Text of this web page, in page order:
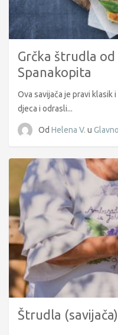
Grčka štrudla
Spanakopita
Ova savijača je pravi klasik
djeca i odrasli...
Od Helena V. u
Štrudla